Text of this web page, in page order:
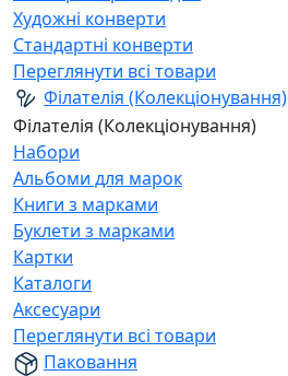
Художні конверти
Стандартні конверти
Переглянути всі товари
Філателія (Колекціонування)
Філателія (Колекціонування)
Набори
Альбоми для марок
Книги з марками
Буклети з марками
Картки
Каталоги
Аксесуари
Переглянути всі товари
Паковання